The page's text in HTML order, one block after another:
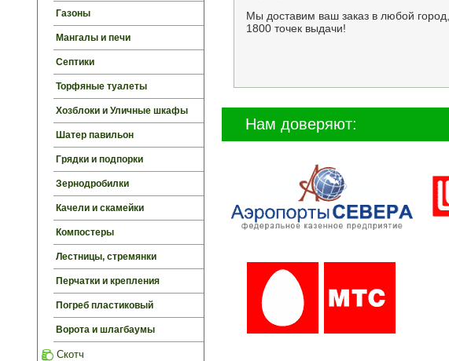
Газоны
Мангалы и печи
Септики
Торфяные туалеты
Хозблоки и Уличные шкафы
Шатер павильон
Грядки и подпорки
Зернодробилки
Качели и скамейки
Компостеры
Лестницы, стремянки
Перчатки и крепления
Погреб пластиковый
Ворота и шлагбаумы
Скотч
Мы доставим ваш заказ в любой город,
1800 точек выдачи!
Нам доверяют: